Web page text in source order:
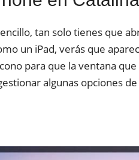
tan solo tienes que
un iPad, verás que
para que la ventana
algunas opciones